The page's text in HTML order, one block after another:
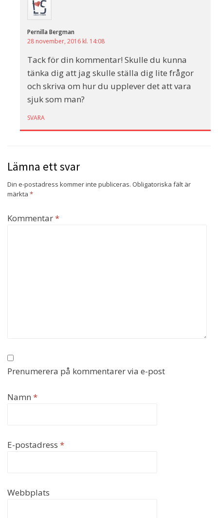
Pernilla Bergman
28 november, 2016 kl. 14:08
Tack för din kommentar! Skulle du kunna
tänka dig att jag skulle ställa dig lite frågor
och skriva om hur du upplever det att vara
sjuk som man?
SVARA
Lämna ett svar
Din e-postadress kommer inte publiceras. Obligatoriska fält är
märkta *
Kommentar*
Prenumerera på kommentarer via e-post
Namn *
E-postadress *
Webbplats